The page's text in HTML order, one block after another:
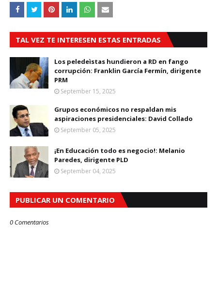
TAL VEZ TE INTERESEN ESTAS ENTRADAS
Los peledeìstas hundieron a RD en fango
corrupción: Franklin García Fermín, dirigente
PRM
September 15, 2025
Grupos económicos no respaldan mis
aspiraciones presidenciales: David Collado
September 05, 2025
¡En Educación todo es negocio!: Melanio
Paredes, dirigente PLD
September 04, 2025
PUBLICAR UN COMENTARIO
0 Comentarios